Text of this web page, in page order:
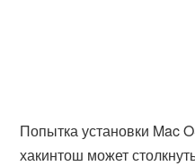
Попытка установки Mac
хакинтош может